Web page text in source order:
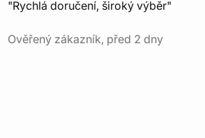
"Rychlá doručení, široký výběr"
Ověřený zákazník, před 2 dny